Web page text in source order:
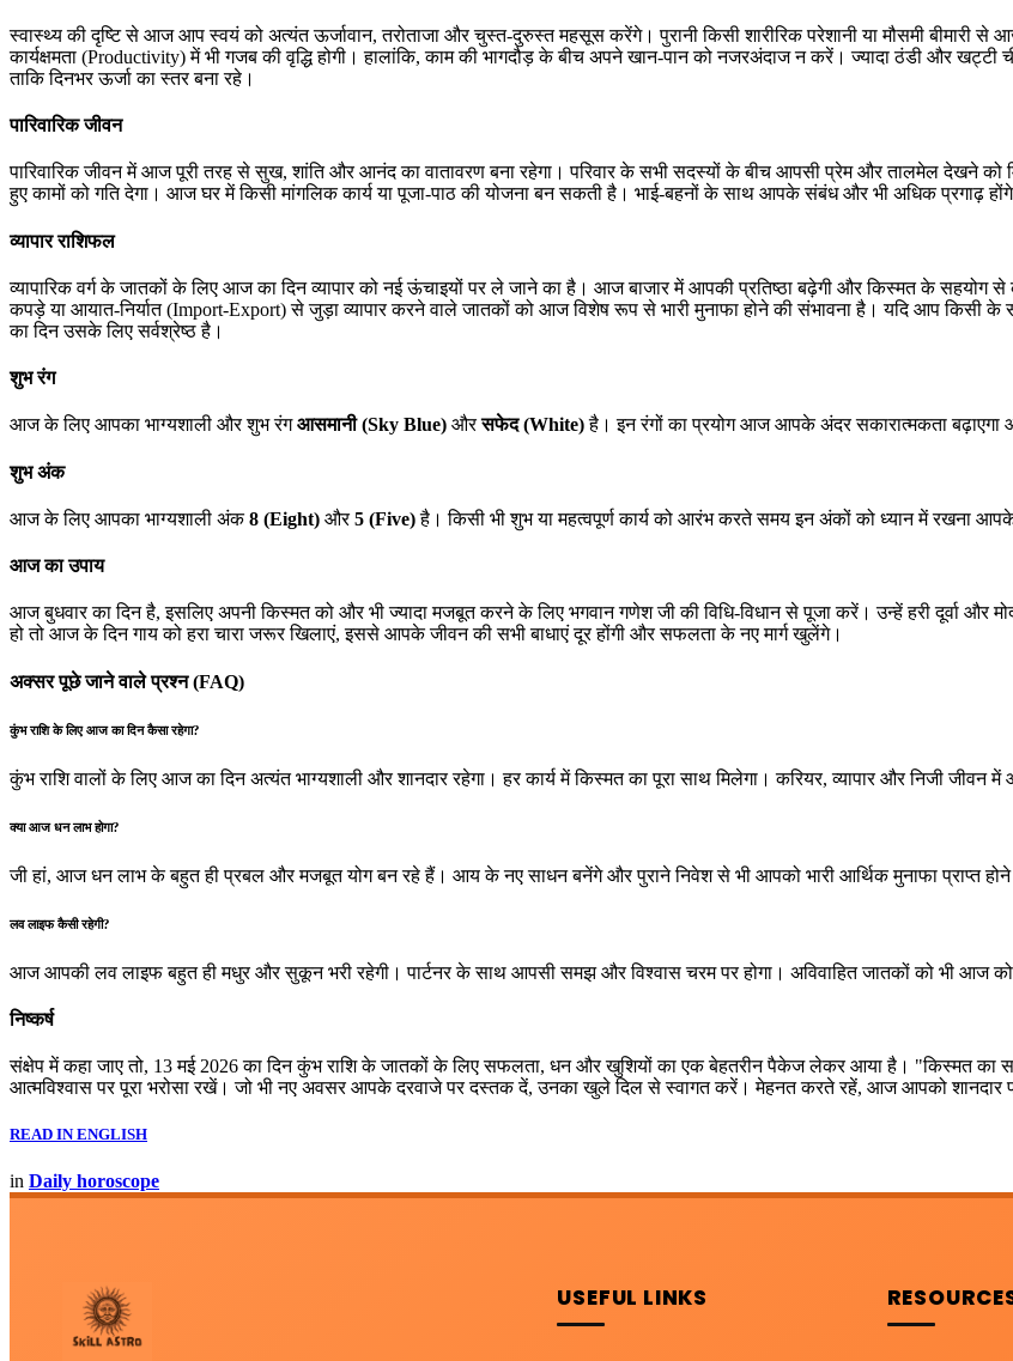
स्वास्थ्य की दृष्टि से आज आप स्वयं को अत्यंत ऊर्जावान, तरोताजा और चुस्त-दुरुस्त महसूस करेंगे। पुरानी किसी शारीरिक परेशानी या मौसमी
कार्यक्षमता (Productivity) में भी गजब की वृद्धि होगी। हालांकि, काम की भागदौड़ के बीच अपने खान-पान को नजरअंदाज न करें। ज्यादा ठंडी और
ताकि दिनभर ऊर्जा का स्तर बना रहे।
पारिवारिक जीवन
पारिवारिक जीवन में आज पूरी तरह से सुख, शांति और आनंद का वातावरण बना रहेगा। परिवार के सभी सदस्यों के बीच आपसी प्रेम और तालमेल देखने को
हुए कामों को गति देगा। आज घर में किसी मांगलिक कार्य या पूजा-पाठ की योजना बन सकती है। भाई-बहनों के साथ आपके संबंध और भी अधिक प्रगाढ़
व्यापार राशिफल
व्यापारिक वर्ग के जातकों के लिए आज का दिन व्यापार को नई ऊंचाइयों पर ले जाने का है। आज बाजार में आपकी प्रतिष्ठा बढ़ेगी और किस्मत के सहयोग
कपड़े या आयात-निर्यात (Import-Export) से जुड़ा व्यापार करने वाले जातकों को आज विशेष रूप से भारी मुनाफा होने की संभावना है। यदि आप किसी
का दिन उसके लिए सर्वश्रेष्ठ है।
शुभ रंग
आज के लिए आपका भाग्यशाली और शुभ रंगआसमानी (Sky Blue) औरसफेद (White)है। इन रंगों का प्रयोग आज आपके अंदर सकारात्मकता बढ़ाएगा
शुभ अंक
आज के लिए आपका भाग्यशाली अंक8 (Eight) और5 (Five)है। किसी भी शुभ या महत्वपूर्ण कार्य को आरंभ करते समय इन अंकों को ध्यान में रखना आपके
आज का उपाय
आज बुधवार का दिन है, इसलिए अपनी किस्मत को और भी ज्यादा मजबूत करने के लिए भगवान गणेश जी की विधि-विधान से पूजा करें। उन्हें हरी दूर्वा
हो तो आज के दिन गाय को हरा चारा जरूर खिलाएं, इससे आपके जीवन की सभी बाधाएं दूर होंगी और सफलता के नए मार्ग खुलेंगे।
अक्सर पूछे जाने वाले प्रश्न (FAQ)
कुंभ राशि के लिए आज का दिन कैसा रहेगा?
कुंभ राशि वालों के लिए आज का दिन अत्यंत भाग्यशाली और शानदार रहेगा। हर कार्य में किस्मत का पूरा साथ मिलेगा। करियर, व्यापार और निजी जीवन में
क्या आज धन लाभ होगा?
जी हां, आज धन लाभ के बहुत ही प्रबल और मजबूत योग बन रहे हैं। आय के नए साधन बनेंगे और पुराने निवेश से भी आपको भारी आर्थिक मुनाफा प्राप्त होने
लव लाइफ कैसी रहेगी?
आज आपकी लव लाइफ बहुत ही मधुर और सुकून भरी रहेगी। पार्टनर के साथ आपसी समझ और विश्वास चरम पर होगा। अविवाहित जातकों को भी आज
निष्कर्ष
संक्षेप में कहा जाए तो, 13 मई 2026 का दिन कुंभ राशि के जातकों के लिए सफलता, धन और खुशियों का एक बेहतरीन पैकेज लेकर आया है। "किस्मत
आत्मविश्वास पर पूरा भरोसा रखें। जो भी नए अवसर आपके दरवाजे पर दस्तक दें, उनका खुले दिल से स्वागत करें। मेहनत करते रहें, आज आपको शानदार
READ IN ENGLISH
in Daily horoscope
USEFUL LINKS